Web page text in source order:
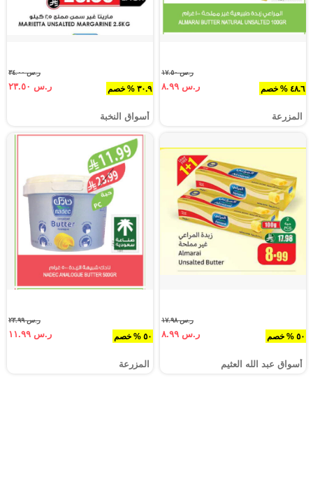
٤٨.٦ % خصم
ر.س ١٧.٥٠
ر.س ٨.٩٩
المزرعة
٣٠.٩ % خصم
ر.س ٣٤.٠٠
ر.س ٢٣.٥٠
أسواق النخبة
٥٠ % خصم
ر.س ١٧.٩٨
ر.س ٨.٩٩
أسواق عبد الله العثيم
٥٠ % خصم
ر.س ٢٣.٩٩
ر.س ١١.٩٩
المزرعة